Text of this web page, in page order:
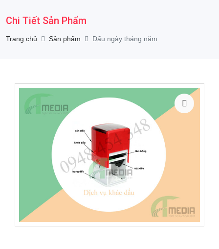
Chi Tiết Sản Phẩm
Trang chủ Sản phẩm Dấu ngày tháng năm